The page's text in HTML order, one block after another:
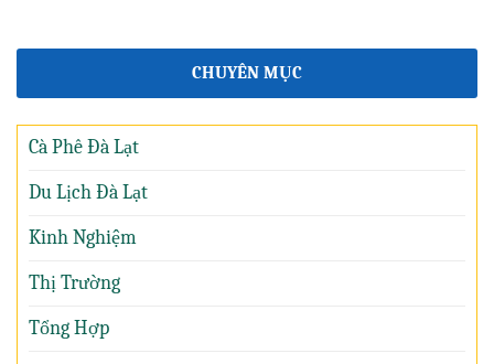
CHUYÊN MỤC
Cà Phê Đà Lạt
Du Lịch Đà Lạt
Kinh Nghiệm
Thị Trường
Tổng Hợp